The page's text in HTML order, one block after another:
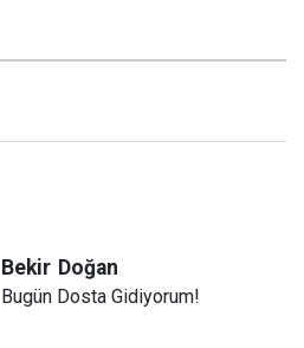
Bekir Doğan
Bugün Dosta Gidiyorum!